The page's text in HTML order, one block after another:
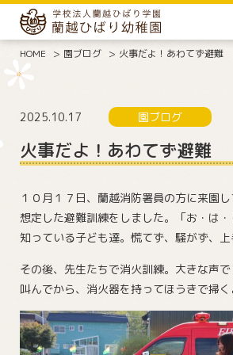
HOME 園ブログ 火事だよ！あわてず避難
2025.10.17 園ブログ
火事だよ！あわてず避難
１０月１７日、蘭越消防署員の方に来園
想定した避難訓練をしました。「お・は
知っている子ども達。慌てず、騒がず、上
その後、先生たちで消火訓練。大きな声
叫んでから、消火器を持ってほうきで掃く